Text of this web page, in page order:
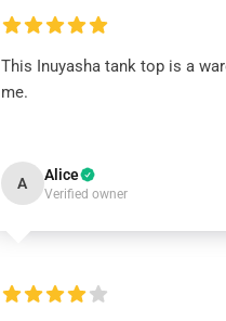
This Inuyasha tank top is a
me.
A Alice
Verified owner